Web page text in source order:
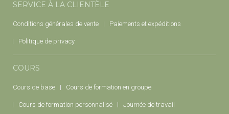
SERVICE À LA CLIENTÈLE
Conditions générales de vente Paiements et expéditions
Politique de privacy
COURS
Cours de base Cours de formation en groupe
Cours de formation personnalisé Journée de travail